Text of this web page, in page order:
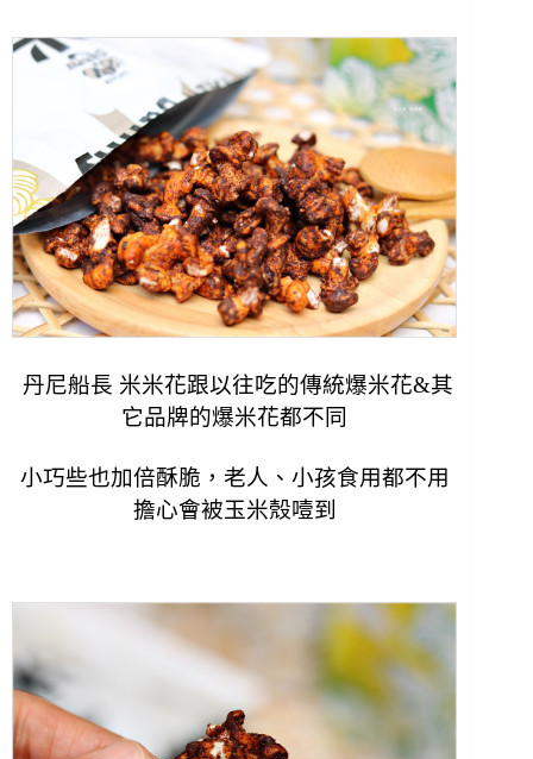
丹尼船長 米米花跟以往吃的傳統爆米花&其
它品牌的爆米花都不同
小巧些也加倍酥脆，老人、小孩食用都不用
擔心會被玉米殼噎到